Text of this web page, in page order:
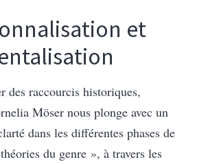
et
des raccourcis historiques,
Möser nous plonge avec un
dans les différentes phases de
du genre », à travers les